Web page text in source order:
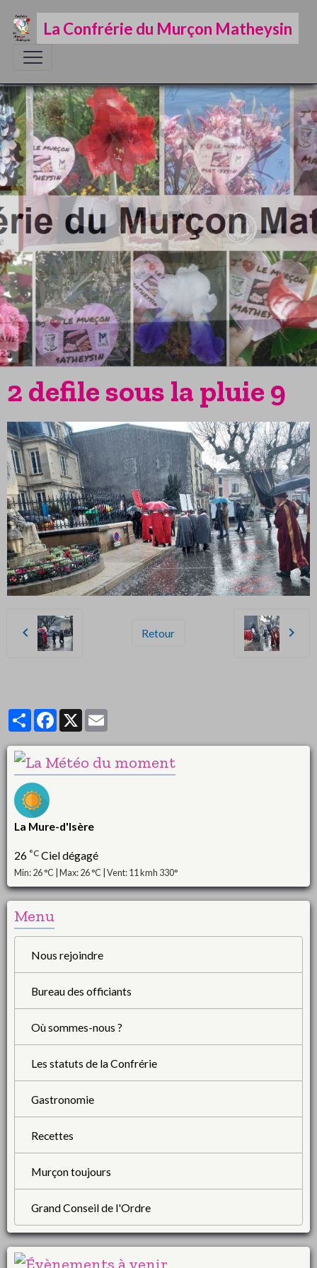
La Confrérie du Murçon Matheysin
2 defile sous la pluie 9
Retour
PartagerFacebook
X
La Mure-d'Isère
26 °C Ciel dégagé
Min: 26 °C | Max: 26 °C | Vent: 11 kmh 330°
Menu
Nous rejoindre
Bureau des officiants
Où sommes-nous ?
Les statuts de la Confrérie
Gastronomie
Recettes
Murçon toujours
Grand Conseil de l'Ordre